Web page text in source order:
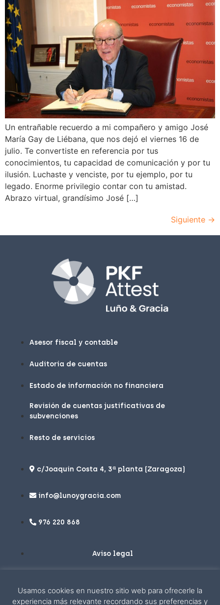
Un entrañable recuerdo a mi compañero y amigo José
María Gay de Liébana, que nos dejó el viernes 16 de
julio. Te convertiste en referencia por tus
conocimientos, tu capacidad de comunicación y por tu
ilusión. Luchaste y venciste, por tu ejemplo, por tu
legado. Enorme privilegio contar con tu amistad.
Abrazo virtual, grandísimo José […]
Siguiente →
Asesor fiscal y contable
Auditoría de cuentas
Estado de información no financiera
Revisión de cuentas justificativas de
subvenciones
Resto de servicios
c/Joaquin Costa 4, 3ª planta (Zaragoza)
info@lunoygracia.com
976 220 868
Aviso legal
Política de cookies
Usamos cookies en nuestro sitio web para ofrecerle la
experiencia más relevante recordando sus preferencias y